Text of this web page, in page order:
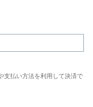
支払い方法を利用して決済で